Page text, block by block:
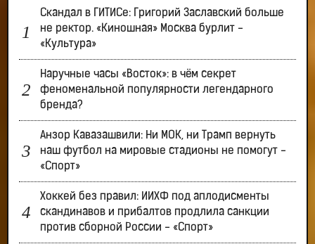
Скандал в ГИТИСе: Григорий Заславский больше
не ректор. «Киношная» Москва бурлит -
«Культура»
Наручные часы «Восток»: в чём секрет
феноменальной популярности легендарного
бренда?
Анзор Кавазашвили: Ни МОК, ни Трамп вернуть
наш футбол на мировые стадионы не помогут -
«Спорт»
Хоккей без правил: ИИХФ под аплодисменты
скандинавов и прибалтов продлила санкции
против сборной России - «Спорт»